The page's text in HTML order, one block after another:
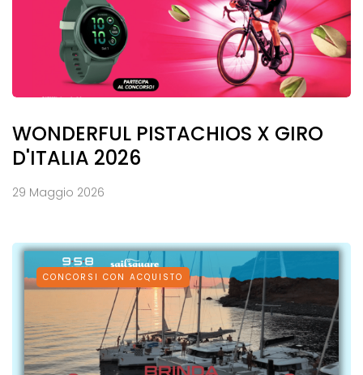
WONDERFUL PISTACHIOS X GIRO
D'ITALIA 2026
29 Maggio 2026
CONCORSI CON ACQUISTO